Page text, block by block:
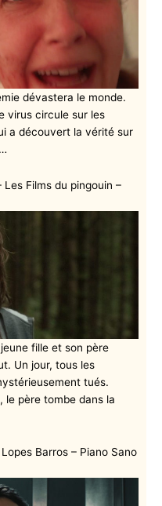
dévastera le monde.
virus circule sur les
a découvert la vérité sur
Films du pingouin –
fille et son père
Un jour, tous les
tués.
le père tombe dans la
Lopes Barros – Piano Sano